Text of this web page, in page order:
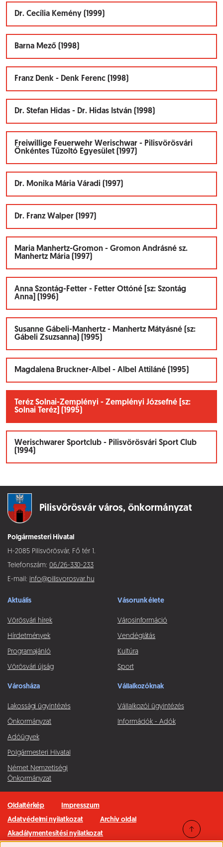
Dr. Cecília Kemény (1999)
Barna Mező (1998)
Franz Denk - Denk Ferenc (1998)
Dr. Stefan Hidas - Dr. Hidas István (1998)
Freiwillige Feuerwehr Werischwar - Pilisvörösvári
Önkéntes Tűzoltó Egyesület (1997)
Dr. Monika Mária Váradi (1997)
Dr. Franz Walper (1997)
Maria Manhertz-Gromon - Gromon Andrásné sz.
Manhertz Mária (1997)
Anna Szontág-Fetter - Fetter Ottóné [sz: Szontág
Anna] (1996)
Susanne Gábeli-Manhertz - Manhertz Mátyásné (sz:
Gábeli Zsuzsanna) (1995)
Magdalena Bruckner-Albel - Albel Attiláné (1995)
Teréz Solnai-Zemplényi - Zemplényi Józsefné [sz:
Solnai Teréz] (1995)
Werischwarer Sportclub - Pilisvörösvári Sport Club
(1994)
Pilisvörösvár város, önkormányzat
Polgármesteri Hivatal
H-2085 Pilisvörösvár, Fő tér 1.
Telefonszám: 06/26-330-233
E-mail: info@pilisvorosvar.hu
Aktuális
Vörösvári hírek
Hírdetmények
Programajánló
Vörösvári újság
Vásorunk élete
Városinformáció
Vendéglátás
Kultúra
Sport
Városháza
Lakossági ügyintézés
Önkormányzat
Adóügyek
Polgármesteri Hivatal
Német Nemzetiségi
Önkormányzat
Vállalkozóknak
Vállalkozói ügyintézés
Információk - Adók
Oldaltérkép
Impresszum
Adatvédelmi nyilatkozat
Archív oldal
Akadálymentesítési nyilatkozat